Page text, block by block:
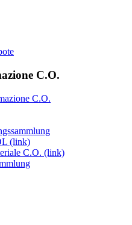
C.O.
C.O.
(link)
C.O. (link)